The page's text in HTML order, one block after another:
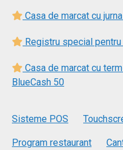
Casa de marcat cu
Registru special
Casa de marcat cu
BlueCash 50
Sisteme POS
Program restaurant